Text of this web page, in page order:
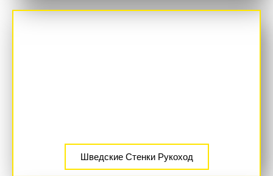
ХИТ
Шведские Стенки Рукоход